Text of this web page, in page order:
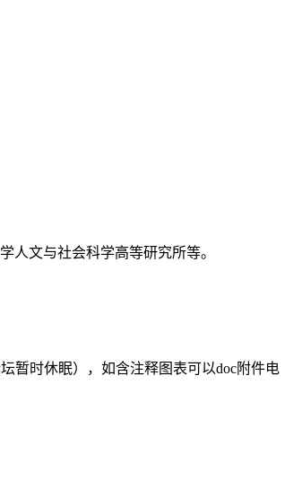
人文与社会科学高等研究所等。
暂时休眠），如含注释图表可以doc附件电